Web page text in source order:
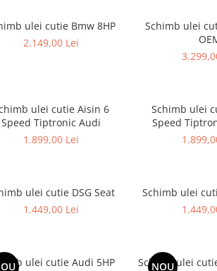
ulei cutie Bmw 8HP
2.149,00 Lei
Schimb ulei
ulei cutie Aisin 6
Speed Tiptronic Audi
1.899,00 Lei
Schimb ulei
Speed
ulei cutie DSG Seat
1.449,00 Lei
Schimb ulei
ulei cutie Audi 5HP
NOU
Schimb ulei